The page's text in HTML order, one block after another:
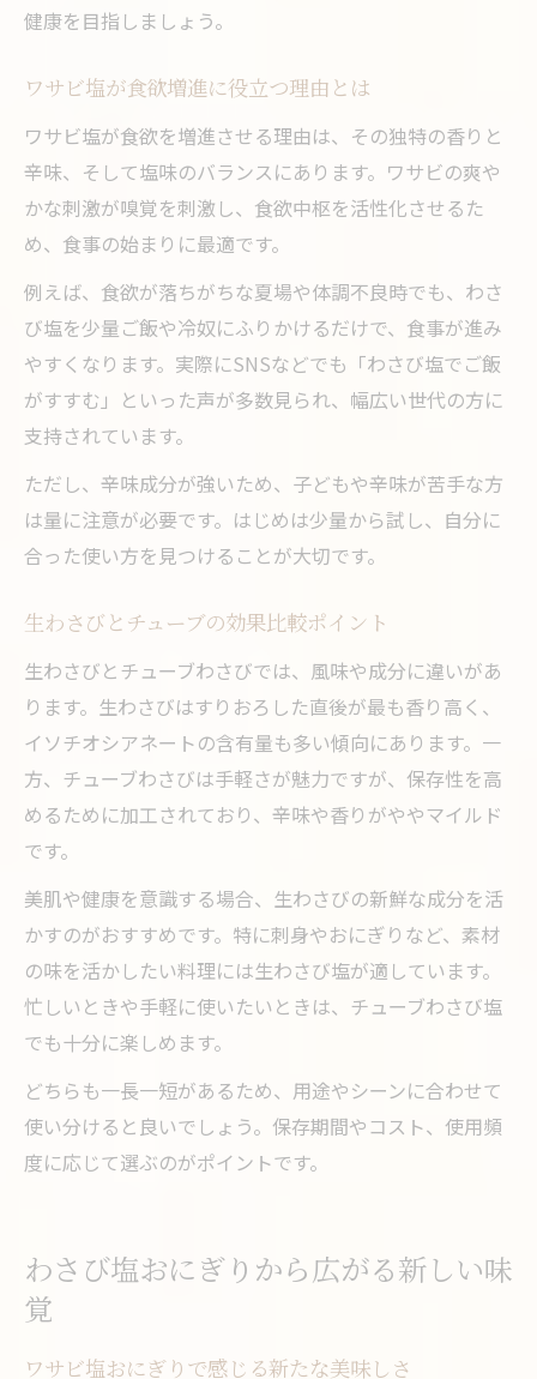
健康を目指しましょう。
ワサビ塩が食欲増進に役立つ理由とは
ワサビ塩が食欲を増進させる理由は、その独特の香りと
辛味、そして塩味のバランスにあります。ワサビの爽や
かな刺激が嗅覚を刺激し、食欲中枢を活性化させるた
め、食事の始まりに最適です。
例えば、食欲が落ちがちな夏場や体調不良時でも、わさ
び塩を少量ご飯や冷奴にふりかけるだけで、食事が進み
やすくなります。実際にSNSなどでも「わさび塩でご飯
がすすむ」といった声が多数見られ、幅広い世代の方に
支持されています。
ただし、辛味成分が強いため、子どもや辛味が苦手な方
は量に注意が必要です。はじめは少量から試し、自分に
合った使い方を見つけることが大切です。
生わさびとチューブの効果比較ポイント
生わさびとチューブわさびでは、風味や成分に違いがあ
ります。生わさびはすりおろした直後が最も香り高く、
イソチオシアネートの含有量も多い傾向にあります。一
方、チューブわさびは手軽さが魅力ですが、保存性を高
めるために加工されており、辛味や香りがややマイルド
です。
美肌や健康を意識する場合、生わさびの新鮮な成分を活
かすのがおすすめです。特に刺身やおにぎりなど、素材
の味を活かしたい料理には生わさび塩が適しています。
忙しいときや手軽に使いたいときは、チューブわさび塩
でも十分に楽しめます。
どちらも一長一短があるため、用途やシーンに合わせて
使い分けると良いでしょう。保存期間やコスト、使用頻
度に応じて選ぶのがポイントです。
わさび塩おにぎりから広がる新しい味
覚
ワサビ塩おにぎりで感じる新たな美味しさ